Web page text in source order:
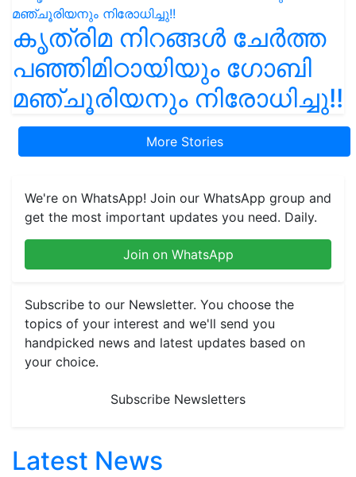
കൃത്രിമ നിറങ്ങൾ ചേർത്ത
പഞ്ഞിമിഠായിയും ഗോബി
മഞ്ചൂരിയനും നിരോധിച്ചു!!
More Stories
We're on WhatsApp! Join our WhatsApp group and
get the most important updates you need. Daily.
Join on WhatsApp
Subscribe to our Newsletter. You choose the
topics of your interest and we'll send you
handpicked news and latest updates based on
your choice.
Subscribe Newsletters
Latest News